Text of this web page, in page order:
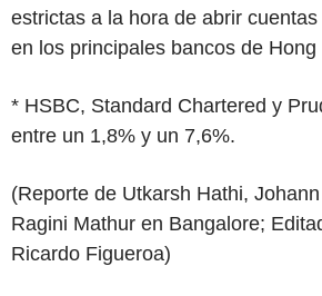
estrictas a la hora de abrir
en los principales bancos de Hong
* HSBC, Standard Chartered y
entre un 1,8% y un 7,6%.
(Reporte de Utkarsh Hathi,
Ragini Mathur en Bangalore;
Ricardo Figueroa)